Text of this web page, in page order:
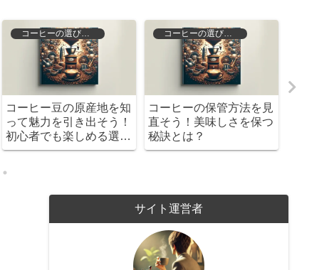
コーヒーの選び方と保存
コーヒー豆の原産地を知
って魅力を引き出そう！
初心者でも楽しめる選び
方と保存法
コーヒーの選び方と保存
コーヒーの保管方法を見
直そう！美味しさを保つ
秘訣とは？
サイト運営者